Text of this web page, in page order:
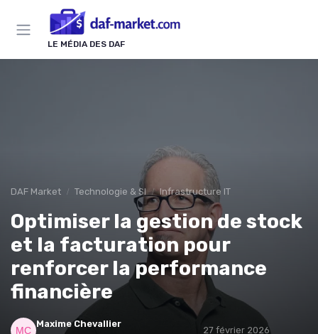
LE MÉDIA DES DAF
DAF Market Technologie & SI Infrastructure IT
Optimiser la gestion de stock
et la facturation pour
renforcer la performance
financière
Maxime Chevallier
27 février 2026
Panneau de gestion des cookies